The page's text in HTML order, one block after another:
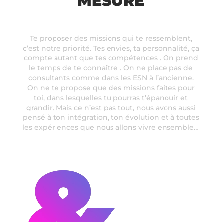
Te proposer des missions qui te ressemblent,
c’est notre priorité. Tes envies, ta personnalité, ça
compte autant que tes compétences . On prend
le temps de te connaître . On ne place pas de
consultants comme dans les ESN à l’ancienne.
On ne te propose que des missions faites pour
toi, dans lesquelles tu pourras t’épanouir et
grandir. Mais ce n’est pas tout, nous avons aussi
pensé à ton intégration, ton évolution et à toutes
les expériences que nous allons vivre ensemble…